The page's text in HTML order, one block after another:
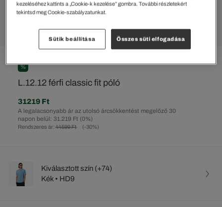
%
L.12.12 férfi classic fit póló
Rendszeres ár: 44599 Ft (-30%)
A legalacsonyabb ár az utolsó árcsökkentést megelőző 30
napon belül: 31.219 Ft (0%)
31219 Ft
Kiválasztott szín (+74)
Kék • HD9
kezeléséhez kattints a „Cookie-k kezelése” gombra. További részletekért
tekintsd meg Cookie-szabályzatunkat.
Sütik beállítása Összes süti elfogadása